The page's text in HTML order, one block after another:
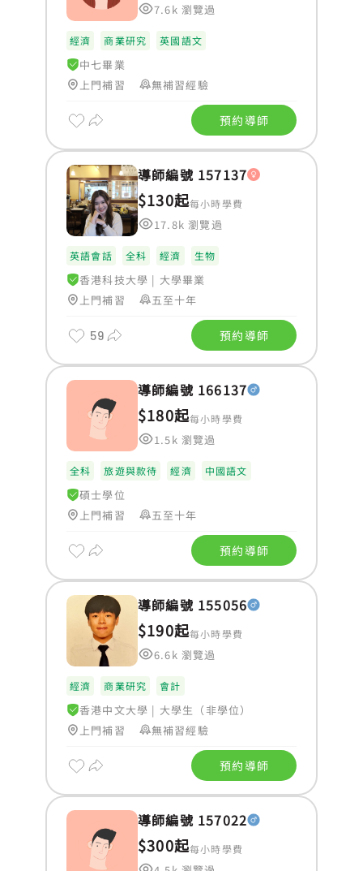
7.6k 瀏覽過
經濟 商業研究 英國語文
中七畢業
上門補習
無補習經驗
預約導師
導師編號 157137
$130起每小時學費
17.8k 瀏覽過
英語會話 全科 經濟 生物
香港科技大學 | 大學畢業
上門補習
五至十年
59 預約導師
導師編號 166137
$180起每小時學費
1.5k 瀏覽過
全科 旅遊與款待 經濟 中國語文
碩士學位
上門補習
五至十年
預約導師
導師編號 155056
$190起每小時學費
6.6k 瀏覽過
經濟 商業研究 會計
香港中文大學 | 大學生（非學位）
上門補習
無補習經驗
預約導師
導師編號 157022
$300起每小時學費